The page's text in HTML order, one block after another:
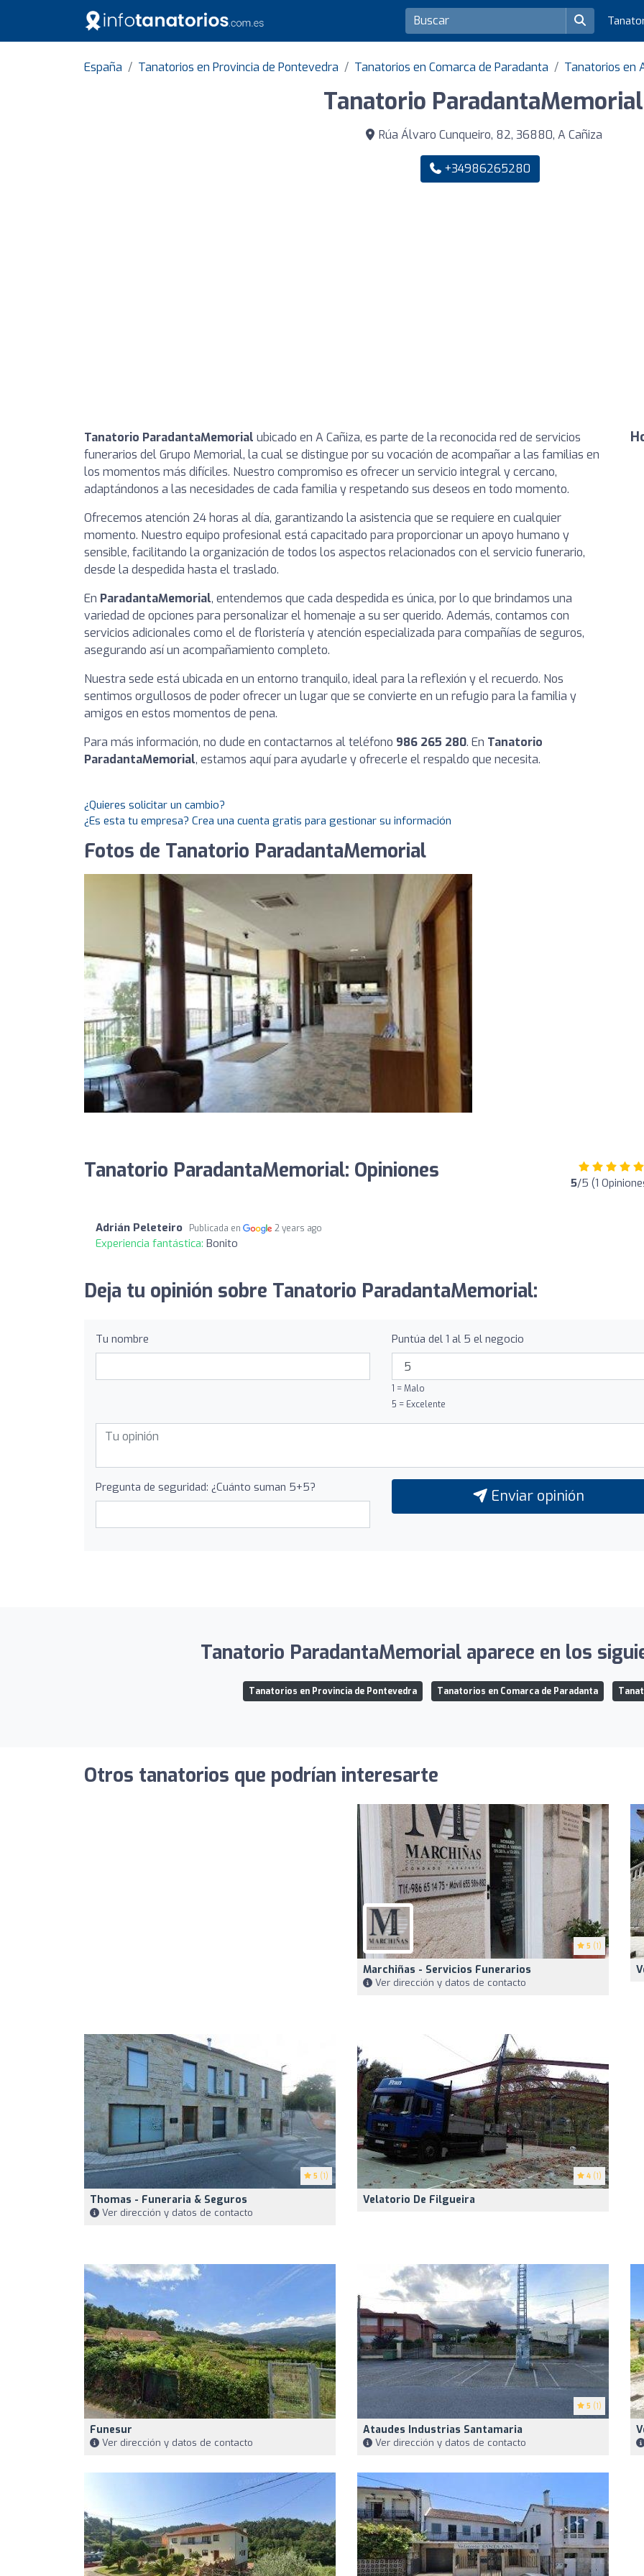
España Tanatorios en Provincia de Pontevedra Tanatorios en Comarca de Paradanta Tanatorios en
Tanatorio ParadantaMemorial
Rúa Álvaro Cunqueiro, 82, 36880, A Cañiza
+34986265280
Tanatorio ParadantaMemorial ubicado en A Cañiza, es parte de la reconocida red de servicios
funerarios del Grupo Memorial, la cual se distingue por su vocación de acompañar a las familias en
los momentos más difíciles. Nuestro compromiso es ofrecer un servicio integral y cercano,
adaptándonos a las necesidades de cada familia y respetando sus deseos en todo momento.
Ofrecemos atención 24 horas al día, garantizando la asistencia que se requiere en cualquier
momento. Nuestro equipo profesional está capacitado para proporcionar un apoyo humano y
sensible, facilitando la organización de todos los aspectos relacionados con el servicio funerario,
desde la despedida hasta el traslado.
En ParadantaMemorial, entendemos que cada despedida es única, por lo que brindamos una
variedad de opciones para personalizar el homenaje a su ser querido. Además, contamos con
servicios adicionales como el de floristería y atención especializada para compañías de seguros,
asegurando así un acompañamiento completo.
Nuestra sede está ubicada en un entorno tranquilo, ideal para la reflexión y el recuerdo. Nos
sentimos orgullosos de poder ofrecer un lugar que se convierte en un refugio para la familia y
amigos en estos momentos de pena.
Para más información, no dude en contactarnos al teléfono 986 265 280. En Tanatorio
ParadantaMemorial, estamos aquí para ayudarle y ofrecerle el respaldo que necesita.
¿Quieres solicitar un cambio?
¿Es esta tu empresa? Crea una cuenta gratis para gestionar su información
Fotos de Tanatorio ParadantaMemorial
Tanatorio ParadantaMemorial: Opiniones 5/5 (1
Adrián Peleteiro Publicada en 2 years ago
Experiencia fantástica: Bonito
Deja tu opinión sobre Tanatorio ParadantaMemorial:
Tu nombre Puntúa del 1 al 5 el negocio
1 = Malo
5 = Excelente
Pregunta de seguridad: ¿Cuánto suman 5+5? Enviar opinión
Tanatorio ParadantaMemorial aparece en los
Tanatorios en Provincia de Pontevedra Tanatorios en Comarca de Paradanta
Otros tanatorios que podrían interesarte
5 (1)
Marchiñas - Servicios Funerarios
Ver dirección y datos de contacto
5 (1)
Thomas - Funeraria & Seguros
Ver dirección y datos de contacto
4 (1)
Velatorio De Filgueira
Funesur
Ver dirección y datos de contacto
5 (1)
Ataudes Industrias Santamaria
Ver dirección y datos de contacto